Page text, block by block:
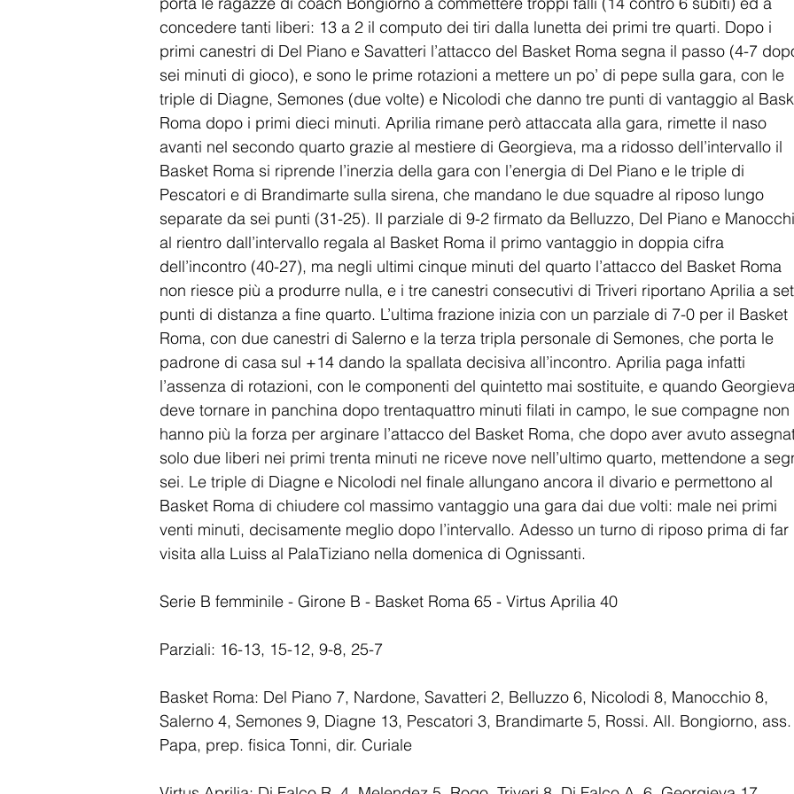
concedere tanti liberi: 13 a 2 il computo dei tiri dalla lunetta dei primi tre quarti. Dopo i
primi canestri di Del Piano e Savatteri l’attacco del Basket Roma segna il passo (4-7
sei minuti di gioco), e sono le prime rotazioni a mettere un po’ di pepe sulla gara, con le
triple di Diagne, Semones (due volte) e Nicolodi che danno tre punti di vantaggio al
Roma dopo i primi dieci minuti. Aprilia rimane però attaccata alla gara, rimette il naso
avanti nel secondo quarto grazie al mestiere di Georgieva, ma a ridosso dell’intervallo il
Basket Roma si riprende l’inerzia della gara con l’energia di Del Piano e le triple di
Pescatori e di Brandimarte sulla sirena, che mandano le due squadre al riposo lungo
separate da sei punti (31-25). Il parziale di 9-2 firmato da Belluzzo, Del Piano e
al rientro dall’intervallo regala al Basket Roma il primo vantaggio in doppia cifra
dell’incontro (40-27), ma negli ultimi cinque minuti del quarto l’attacco del Basket Roma
non riesce più a produrre nulla, e i tre canestri consecutivi di Triveri riportano Aprilia a
punti di distanza a fine quarto. L’ultima frazione inizia con un parziale di 7-0 per il Basket
Roma, con due canestri di Salerno e la terza tripla personale di Semones, che porta le
padrone di casa sul +14 dando la spallata decisiva all’incontro. Aprilia paga infatti
l’assenza di rotazioni, con le componenti del quintetto mai sostituite, e quando
deve tornare in panchina dopo trentaquattro minuti filati in campo, le sue compagne non
hanno più la forza per arginare l’attacco del Basket Roma, che dopo aver avuto
solo due liberi nei primi trenta minuti ne riceve nove nell’ultimo quarto, mettendone a
sei. Le triple di Diagne e Nicolodi nel finale allungano ancora il divario e permettono al
Basket Roma di chiudere col massimo vantaggio una gara dai due volti: male nei primi
venti minuti, decisamente meglio dopo l’intervallo. Adesso un turno di riposo prima di far
visita alla Luiss al PalaTiziano nella domenica di Ognissanti.
Serie B femminile - Girone B - Basket Roma 65 - Virtus Aprilia 40
Parziali: 16-13, 15-12, 9-8, 25-7
Basket Roma: Del Piano 7, Nardone, Savatteri 2, Belluzzo 6, Nicolodi 8, Manocchio 8,
Salerno 4, Semones 9, Diagne 13, Pescatori 3, Brandimarte 5, Rossi. All. Bongiorno, ass.
Papa, prep. fisica Tonni, dir. Curiale